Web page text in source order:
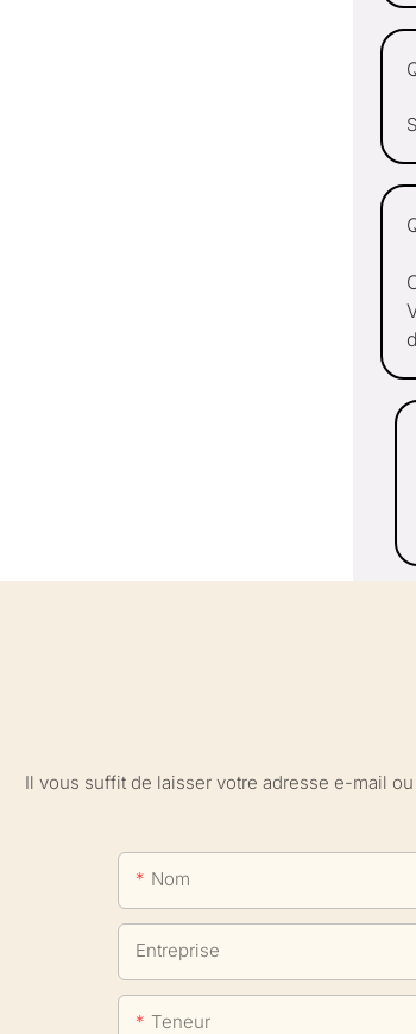
Il vous suffit de laisser votre adresse e-mail
Nom
Entreprise
Teneur